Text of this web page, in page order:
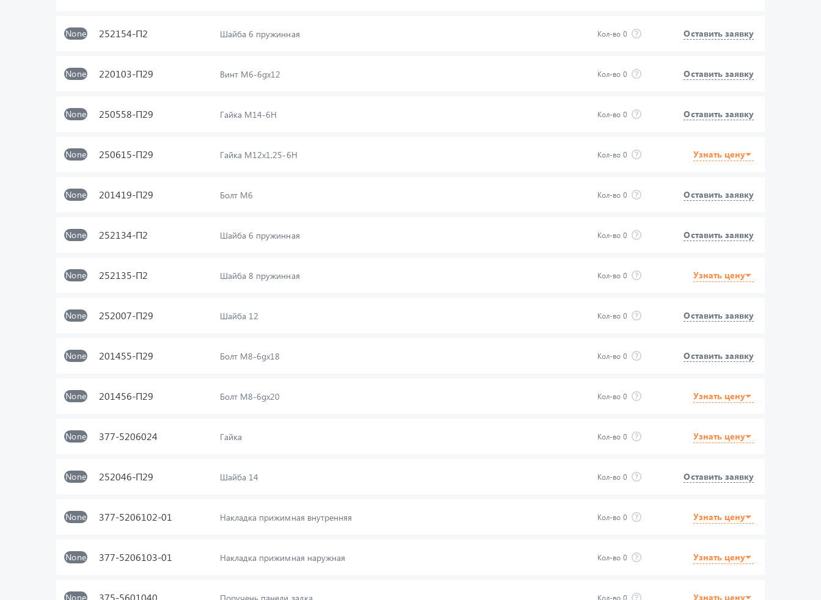
None 252154-П2 Шайба 6 пружинная Кол-во 0 Оставить заявку
None 220103-П29 Винт М6-6gх12 Кол-во 0 Оставить заявку
None 250558-П29 Гайка М14-6Н Кол-во 0 Оставить заявку
None 250615-П29 Гайка М12х1,25-6Н Кол-во 0 Узнать цену
None 201419-П29 Болт М6 Кол-во 0 Оставить заявку
None 252134-П2 Шайба 6 пружинная Кол-во 0 Оставить заявку
None 252135-П2 Шайба 8 пружинная Кол-во 0 Узнать цену
None 252007-П29 Шайба 12 Кол-во 0 Оставить заявку
None 201455-П29 Болт М8-6gх18 Кол-во 0 Оставить заявку
None 201456-П29 Болт М8-6gх20 Кол-во 0 Узнать цену
None 377-5206024 Гайка Кол-во 0 Узнать цену
None 252046-П29 Шайба 14 Кол-во 0 Оставить заявку
None 377-5206102-01 Накладка прижимная внутренняя Кол-во 0 Узнать цену
None 377-5206103-01 Накладка прижимная наружная Кол-во 0 Узнать цену
None 375-5601040 Поручень панели задка Кол-во 0 Узнать цену